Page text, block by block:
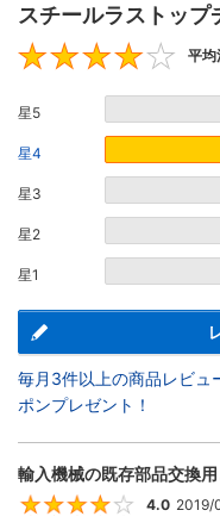
スチールラストッ
平均
星5
星4
星3
星2
星1
毎月3件以上の商品レビ
ポンプレゼント！
輸入機械の既存部品交換
4.0 2019/